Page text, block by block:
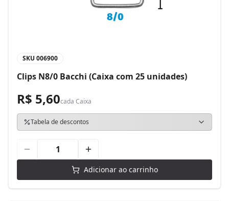
SKU 006900
Clips N8/0 Bacchi (Caixa com 25 unidades)
R$ 5,60cada Caixa
Tabela de descontos
Adicionar ao carrinho